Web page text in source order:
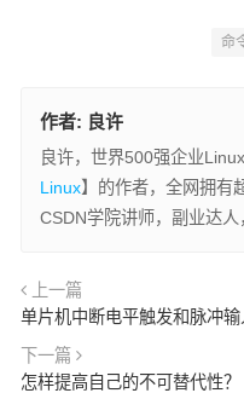
命
作者: 良许
良许，世界500强企业
Linux】的作者，全网拥有
CSDN学院讲师，副业达人
上一篇
单片机中断电平触发和脉冲输
下一篇
怎样提高自己的不可替代性？